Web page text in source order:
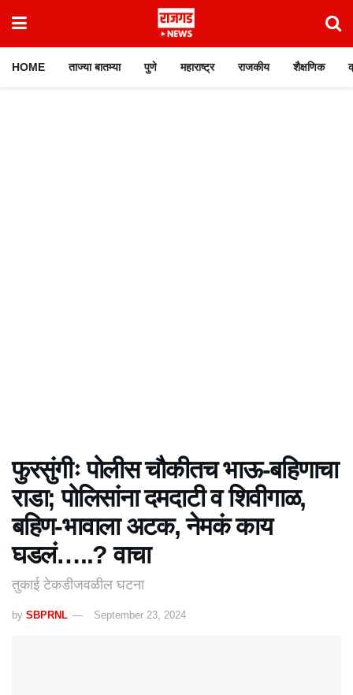
HOME ताज्या बातम्या पुणे महाराष्ट्र राजकीय शैक्षणिक
फुरसुंगीः पोलीस चौकीतच भाऊ-बहिणाचा
राडा; पोलिसांना दमदाटी व शिवीगाळ,
बहिण-भावाला अटक, नेमकं काय
घडलं…..? वाचा
तुकाई टेकडीजवळील घटना
by SBPRNL September 23, 2024